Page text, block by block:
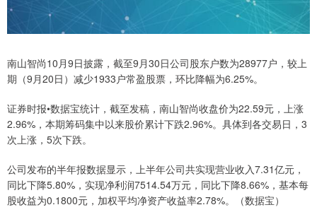
南山智尚10月9日披露，截至9月30日公司股东户数为28977户，较上
期（9月20日）减少1933户常盈股票，环比降幅为6.25%。
证券时报•数据宝统计，截至发稿，南山智尚收盘价为22.59元，上涨
2.96%，本期筹码集中以来股价累计下跌2.96%。具体到各交易日，3
次上涨，5次下跌。
公司发布的半年报数据显示，上半年公司共实现营业收入7.31亿元，
同比下降5.80%，实现净利润7514.54万元，同比下降8.66%，基本每
股收益为0.1800元，加权平均净资产收益率2.78%。（数据宝）